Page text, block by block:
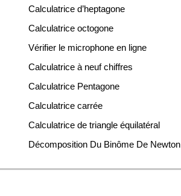
Calculatrice d’heptagone
Calculatrice octogone
Vérifier le microphone en ligne
Calculatrice à neuf chiffres
Calculatrice Pentagone
Calculatrice carrée
Calculatrice de triangle équilatéral
Décomposition Du Binôme De Newton